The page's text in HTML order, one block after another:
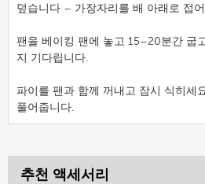
덮습니다 – 가장자리를 배 아래로 접
팬을 베이킹 팬에 놓고 15–20분간 굽
지 기다립니다.
파이를 팬과 함께 꺼내고 잠시 식히세
풀어줍니다.
추천 액세서리